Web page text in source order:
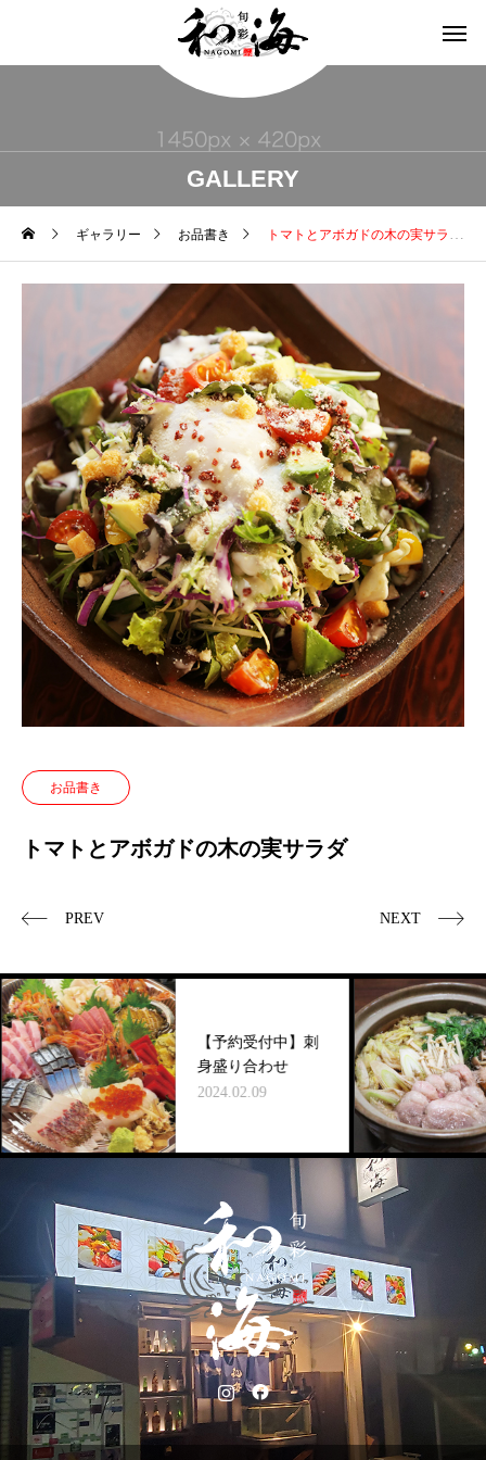
GALLERY
ギャラリー お品書き トマトとアボガドの木の実サラダ
お品書き
トマトとアボガドの木の実サラダ
PREV NEXT
【予約受付中】刺
身盛り合わせ
2024.02.09